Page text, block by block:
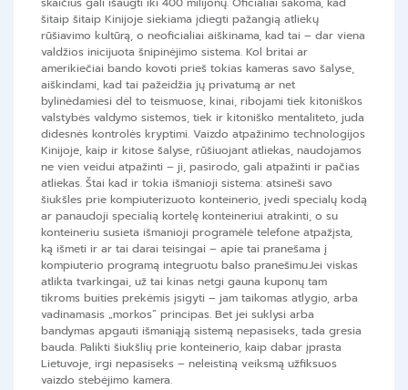
šitaip šitaip Kinijoje siekiama įdiegti pažangią atliekų
rūšiavimo kultūrą, o neoficialiai aiškinama, kad tai – dar viena
valdžios inicijuota šnipinėjimo sistema. Kol britai ar
amerikiečiai bando kovoti prieš tokias kameras savo šalyse,
aiškindami, kad tai pažeidžia jų privatumą ar net
bylinėdamiesi dėl to teismuose, kinai, ribojami tiek kitoniškos
valstybės valdymo sistemos, tiek ir kitoniško mentaliteto, juda
didesnės kontrolės kryptimi. Vaizdo atpažinimo technologijos
Kinijoje, kaip ir kitose šalyse, rūšiuojant atliekas, naudojamos
ne vien veidui atpažinti – ji, pasirodo, gali atpažinti ir pačias
atliekas. Štai kad ir tokia išmanioji sistema: atsineši savo
šiukšles prie kompiuterizuoto konteinerio, įvedi specialų kodą
ar panaudoji specialią kortelę konteineriui atrakinti, o su
konteineriu susieta išmanioji programėlė telefone atpažįsta,
ką išmeti ir ar tai darai teisingai – apie tai pranešama į
kompiuterio programą integruotu balso pranešimu.Jei viskas
atlikta tvarkingai, už tai kinas netgi gauna kuponų tam
tikroms buities prekėmis įsigyti – jam taikomas atlygio, arba
vadinamasis „morkos“ principas. Bet jei suklysi arba
bandymas apgauti išmaniąją sistemą nepasiseks, tada gresia
bauda. Palikti šiukšlių prie konteinerio, kaip dabar įprasta
Lietuvoje, irgi nepasiseks – neleistiną veiksmą užfiksuos
vaizdo stebėjimo kamera.